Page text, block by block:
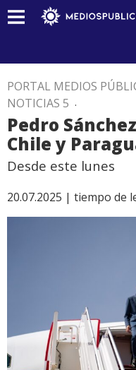
PORTAL MEDIOS
NOTICIAS 5 .
Pedro
Chile y
Desde este lunes
20.07.2025 | tiempo de